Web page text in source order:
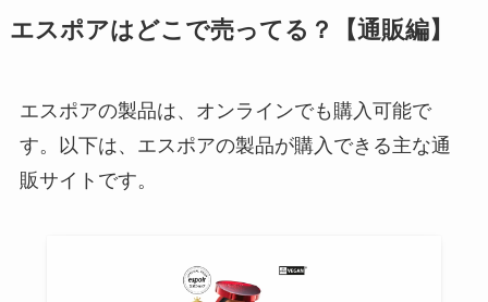
エスポアはどこで売ってる？【通販編】
エスポアの製品は、オンラインでも購入可能で
す。以下は、エスポアの製品が購入できる主な通
販サイトです。